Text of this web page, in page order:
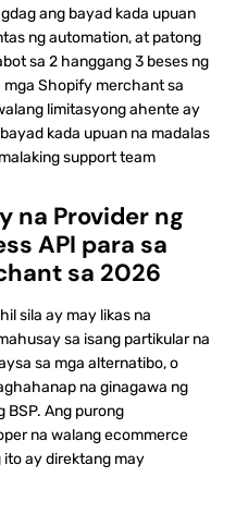
ang bayad kada upuan
ng automation, at patong
sa 2 hanggang 3 beses ng
mga Shopify merchant sa
limitasyong ahente ay
kada upuan na madalas
support team
na Provider ng
API para sa
sa 2026
sila ay may likas na
sa isang partikular na
sa mga alternatibo, o
na ginagawa ng
BSP. Ang purong
na walang ecommerce
ito ay direktang may